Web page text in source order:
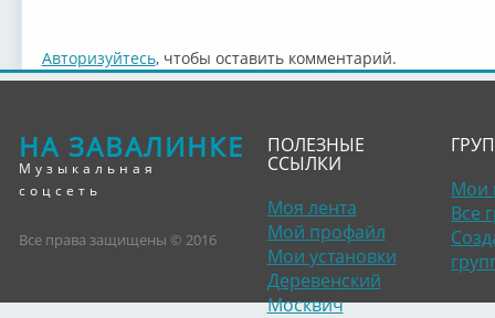
Авторизуйтесь, чтобы оставить комментарий.
НА ЗАВАЛИНКЕ
Музыкальная
соцсеть
Все права защищены © 2016
ПОЛЕЗНЫЕ
ССЫЛКИ
Моя лента
Мой профайл
Мои установки
Деревенский
Москвич
Мои
Все